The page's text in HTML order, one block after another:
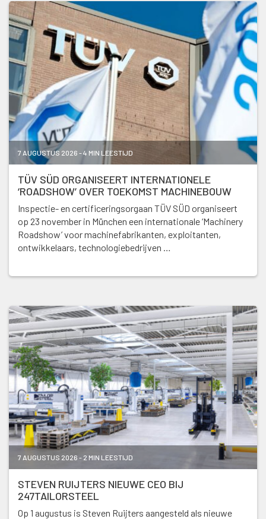
7 AUGUSTUS 2026 - 4 MIN LEESTIJD
TÜV SÜD ORGANISEERT INTERNATIONELE
‘ROADSHOW’ OVER TOEKOMST MACHINEBOUW
Inspectie- en certificeringsorgaan TÜV SÜD organiseert
op 23 november in München een internationale ‘Machinery
Roadshow’ voor machinefabrikanten, exploitanten,
ontwikkelaars, technologiebedrijven …
7 AUGUSTUS 2026 - 2 MIN LEESTIJD
STEVEN RUIJTERS NIEUWE CEO BIJ
247TAILORSTEEL
Op 1 augustus is Steven Ruijters aangesteld als nieuwe